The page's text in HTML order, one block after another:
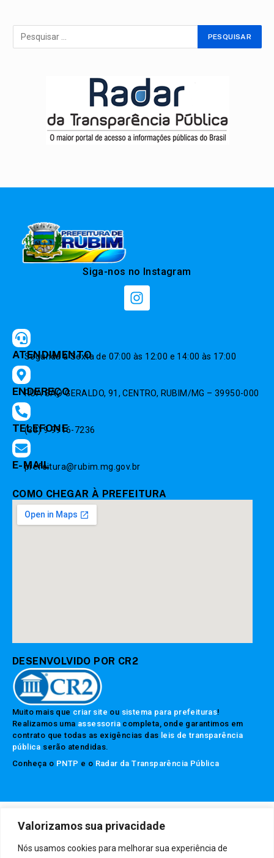
Valorizamos sua privacidade
Nós usamos cookies para melhorar sua experiência de
Siga-nos no Instagram
ATENDIMENTO
Segunda à Sexta de 07:00 às 12:00 e 14:00 às 17:00
ENDEREÇO
RUA SÃO GERALDO, 91, CENTRO, RUBIM/MG – 39950-000
TELEFONE
(33) 9 9916-7236
E-MAIL
prefeitura@rubim.mg.gov.br
COMO CHEGAR À PREFEITURA
DESENVOLVIDO POR CR2
Muito mais que criar site ou sistema para prefeituras!
Realizamos uma assessoria completa, onde garantimos em
contrato que todas as exigências das leis de transparência
pública serão atendidas.
Conheça o PNTP e o Radar da Transparência Pública